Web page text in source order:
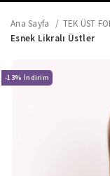
Ana Sayfa TEK ÜST
Esnek Likralı Üstler
-13%